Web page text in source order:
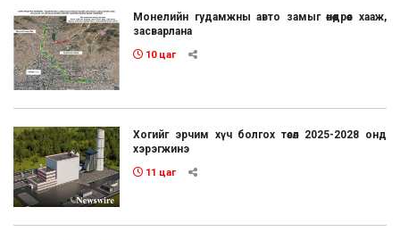
Монелийн гудамжны авто замыг өнөөдрөөс хааж,
засварлана
10 цаг
Хогийг эрчим хүч болгох төсөл 2025-2028 онд
хэрэгжинэ
11 цаг